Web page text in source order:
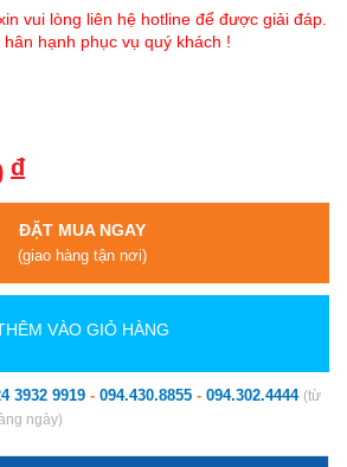
vui lòng liên hệ hotline để được giải đáp.
hạnh phục vụ quý khách !
đ
ĐẶT MUA NGAY
(giao hàng tận nơi)
VÀO GIỎ HÀNG
3932 9919 - 094.430.8855 - 094.302.4444 (từ
ngày)